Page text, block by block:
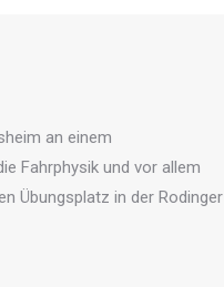
an einem
Fahrphysik und vor allem
Übungsplatz in der Rodinger